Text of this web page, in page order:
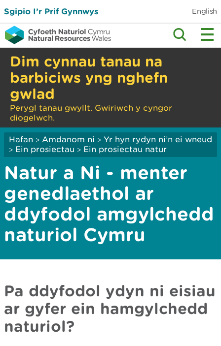
Sgipio I’r Prif Gynnwys English
Dim cynnau tanau na
barbiciws yng nghefn
gwlad
Perygl tanau gwyllt. Gwiriwch y cyngor
diogelwch.
Hafan > Amdanom ni > Yr hyn rydyn ni’n ei wneud
> Ein prosiectau > Ein prosiectau natur
Natur a Ni - menter
genedlaethol ar
ddyfodol amgylchedd
naturiol Cymru
Pa ddyfodol ydyn ni eisiau
ar gyfer ein hamgylchedd
naturiol?